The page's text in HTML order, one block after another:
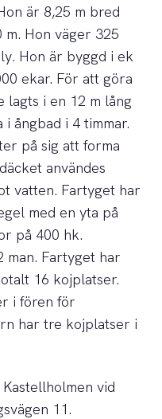
är 8,25 m bred
m. Hon väger 325
Hon är byggd i ek
ekar. För att göra
i en 12 m lång
ångbad i 4 timmar.
på sig att forma
användes
vatten. Fartyget har
med en yta på
på 400 hk.
man. Fartyget har
16 kojplatser.
i fören för
har tre kojplatser i
vid
11.